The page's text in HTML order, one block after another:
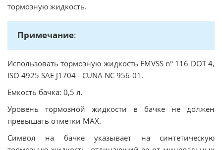
тормозную жидкость.
Примечание:
Использовать тормозную жидкость FMVSS n° 116 DOT 4,
ISO 4925 SAE J1704 - CUNA NC 956-01.
Емкость бачка: 0,5 л.
Уровень тормозной жидкости в бачке не должен
превышать отметки МАХ.
Символ на бачке указывает на синтетическую